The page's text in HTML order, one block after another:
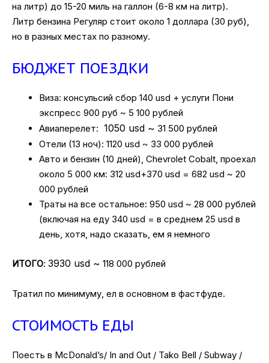
на литр) до 15-20 миль на галлон (6-8 км на литр).
Литр бензина Регуляр стоит около 1 доллара (30 руб),
но в разных местах по разному.
БЮДЖЕТ ПОЕЗДКИ
Виза: консульсий сбор 140 usd + услуги Пони
экспресс 900 руб ~ 5 100 рублей
Авиаперелет: 1050 usd ~ 31 500 рублей
Отели (13 ноч): 1120 usd ~ 33 000 рублей
Авто и бензин (10 дней), Chevrolet Cobalt, проехал
около 5 000 км: 312 usd+370 usd = 682 usd ~ 20
000 рублей
Траты на все остальное: 950 usd ~ 28 000 рублей
(включая на еду 340 usd = в среднем 25 usd в
день, хотя, надо сказать, ем я немного
ИТОГО: 3930 usd ~ 118 000 рублей
Тратил по минимуму, ел в основном в фастфуде.
СТОИМОСТЬ ЕДЫ
Поесть в McDonald’s/ In and Out / Tako Bell / Subway /